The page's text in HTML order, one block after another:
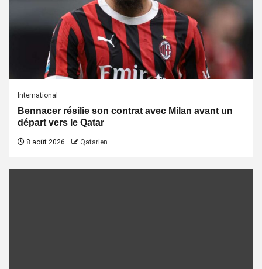
International
Bennacer résilie son contrat avec Milan avant un
départ vers le Qatar
8 août 2026 Qatarien